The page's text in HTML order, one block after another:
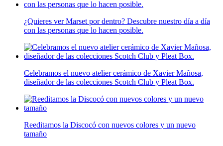
¿Quieres ver Marset por dentro? Descubre nuestro día a día
con las personas que lo hacen posible.
Celebramos el nuevo atelier cerámico de Xavier Mañosa,
diseñador de las colecciones Scotch Club y Pleat Box.
Reeditamos la Discocó con nuevos colores y un nuevo
tamaño